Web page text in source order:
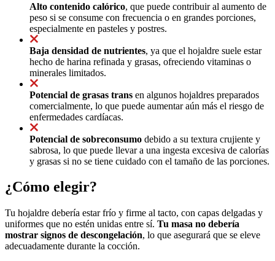
Alto contenido calórico, que puede contribuir al aumento de
peso si se consume con frecuencia o en grandes porciones,
especialmente en pasteles y postres.
Baja densidad de nutrientes, ya que el hojaldre suele estar
hecho de harina refinada y grasas, ofreciendo vitaminas o
minerales limitados.
Potencial de grasas trans en algunos hojaldres preparados
comercialmente, lo que puede aumentar aún más el riesgo de
enfermedades cardíacas.
Potencial de sobreconsumo debido a su textura crujiente y
sabrosa, lo que puede llevar a una ingesta excesiva de calorías
y grasas si no se tiene cuidado con el tamaño de las porciones.
¿Cómo elegir?
Tu hojaldre debería estar frío y firme al tacto, con capas delgadas y
uniformes que no estén unidas entre sí. Tu masa no debería
mostrar signos de descongelación, lo que asegurará que se eleve
adecuadamente durante la cocción.